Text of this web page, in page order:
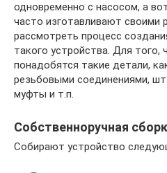
одновременно с насосом, а
часто изготавливают своими
рассмотреть процесс
такого устройства. Для
понадобятся такие детали,
резьбовыми соединениями,
муфты и т.п.
Собственноручная
Собирают устройство